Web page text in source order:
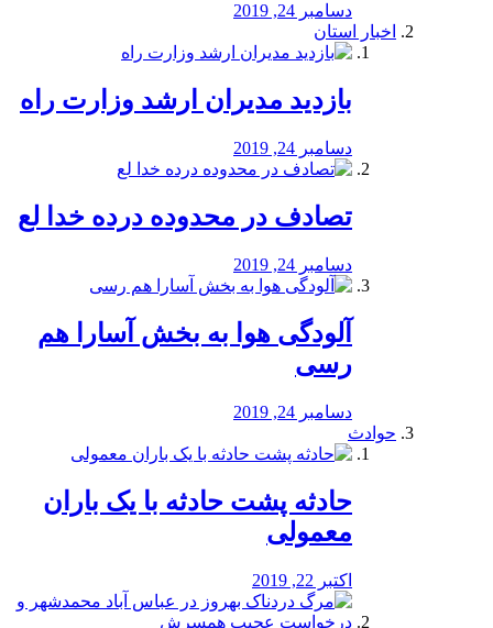
دسامبر 24, 2019
اخبار استان
بازدید مدیران ارشد وزارت راه
دسامبر 24, 2019
تصادف در محدوده درده خدا لع
دسامبر 24, 2019
آلودگی هوا به بخش آسارا هم
رسی
دسامبر 24, 2019
حوادث
️حادثه پشت حادثه با یک باران
معمولی
اکتبر 22, 2019